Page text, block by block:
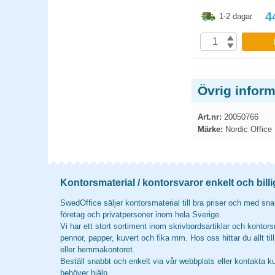
1-2 dagar
Övrig
Art.nr: 20050766
Märke: Nordic Office
Kontorsmaterial / kontorsvaror enkelt och
SwedOffice säljer kontorsmaterial till bra priser och med
företag och privatpersoner inom hela Sverige.
Vi har ett stort sortiment inom skrivbordsartiklar och
pennor, papper, kuvert och fika mm. Hos oss hittar du allt
eller hemmakontoret.
Beställ snabbt och enkelt via vår webbplats eller kontakta
behöver hjälp.